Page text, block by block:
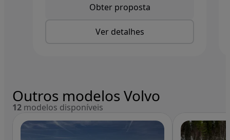
Obter proposta
Ver detalhes
Outros modelos Volvo
12 modelos disponíveis